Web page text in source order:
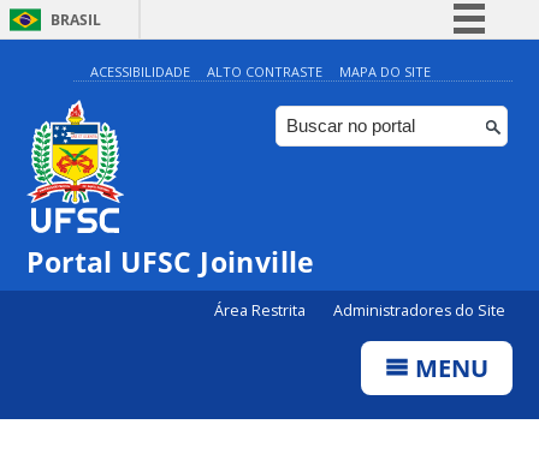
BRASIL
Simplifique!
Comunica BR
Participe
ACESSIBILIDADE ALTO CONTRASTE MAPA DO SITE
Portal UFSC Joinville
Área Restrita Administradores do Site
MENU